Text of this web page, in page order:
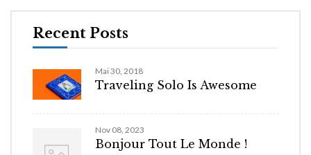
Recent Posts
Mai 30, 2018
Traveling Solo Is Awesome
Nov 08, 2023
Bonjour Tout Le Monde !